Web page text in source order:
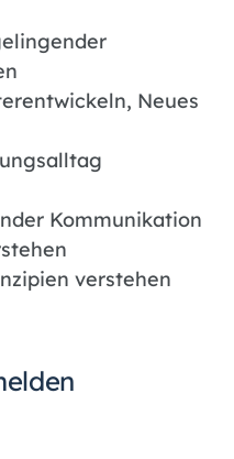
Neues
Kommunikation
verstehen